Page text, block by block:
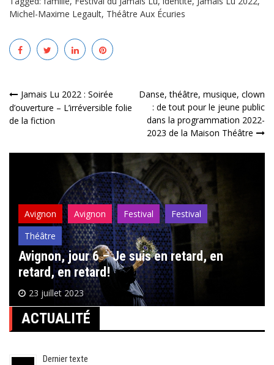
Michel-Maxime Legault, Théâtre Aux Écuries
Navigation
de
Jamais Lu 2022 : Soirée
d’ouverture – L’irréversible folie
de la fiction
Danse, théâtre, musique, clown
: de tout pour le jeune public
dans la programmation 2022-
2023 de la Maison Théâtre
Avignon Avignon Festival
Festival
Théâtre
Avignon, jour 6 – Je suis en retard, en
retard, en retard!
23 juillet 2023
ACTUALITÉ
Dernier texte